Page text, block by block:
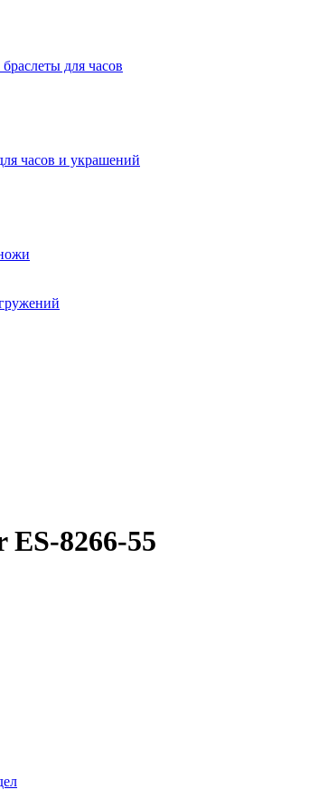
для часов
часов и украшений
8266-55